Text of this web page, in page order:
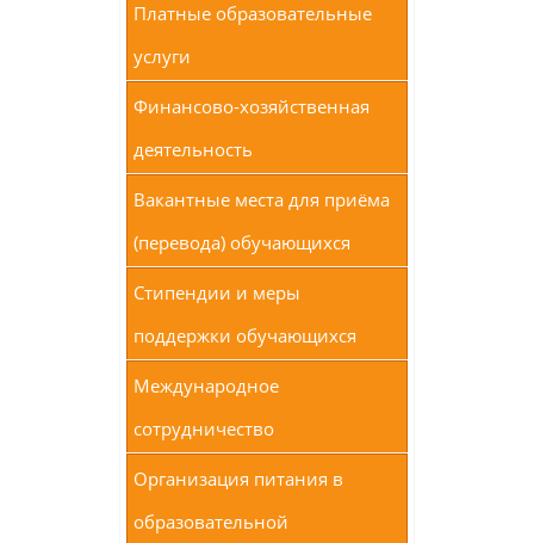
Платные образовательные
услуги
Финансово-хозяйственная
деятельность
Вакантные места для приёма
(перевода) обучающихся
Стипендии и меры
поддержки обучающихся
Международное
сотрудничество
Организация питания в
образовательной